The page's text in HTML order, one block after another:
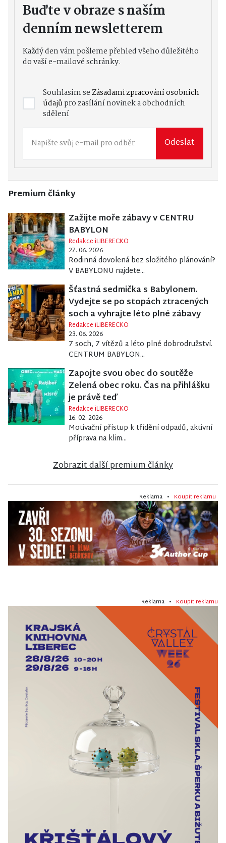
Buďte v obraze s naším
denním newsletterem
Každý den vám pošleme přehled všeho důležitého
do vaší e-mailové schránky.
Souhlasím seZásadami zpracování osobních
údajůpro zasílání novinek a obchodních
sdělení
Odeslat
Premium články
Zažijte moře zábavy v CENTRU
BABYLON
Redakce iLIBERECKO
27. 06. 2026
Rodinná dovolená bez složitého plánování?
V BABYLONU najdete...
Šťastná sedmička s Babylonem.
Vydejte se po stopách ztracených
soch a vyhrajte léto plné zábavy
Redakce iLIBERECKO
23. 06. 2026
7 soch, 7 vítězů a léto plné dobrodružství.
CENTRUM BABYLON...
Zapojte svou obec do soutěže
Zelená obec roku. Čas na přihlášku
je právě teď
Redakce iLIBERECKO
16. 02. 2026
Motivační přístup k třídění odpadů, aktivní
příprava na klim...
Zobrazit další premium články
Reklama • Koupit reklamu
Reklama • Koupit reklamu